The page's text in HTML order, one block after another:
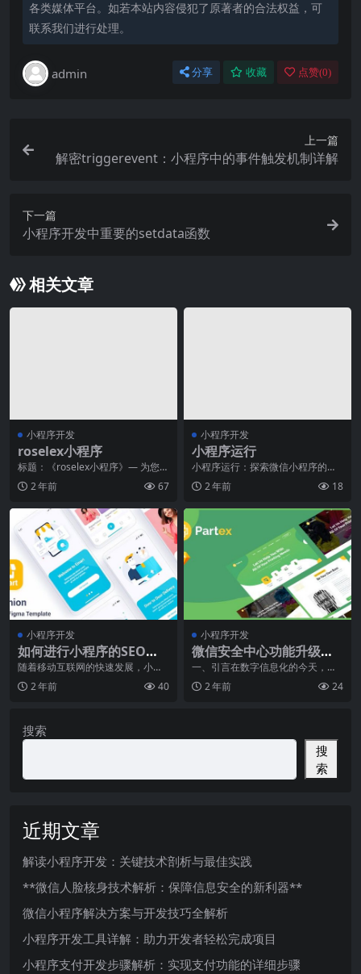
各类媒体平台。如若本站内容侵犯了原著者的合法权益，可
联系我们进行处理。
admin 分享 收藏 点赞(0)
上一篇
解密triggerevent：小程序中的事件触发机制详解
下一篇
小程序开发中重要的setdata函数
相关文章
小程序开发
roselex小程序
标题：《roselex小程序》— 为您打
造智能化生活体验尊敬的读者朋友
们，今天我
2 年前 67
小程序开发
小程序运行
小程序运行：探索微信小程序的技
术及其应用前景摘要：本文深入探
讨了小程序的运行原理
2 年前 18
小程序开发
如何进行小程序的SEO优
化？
随着移动互联网的快速发展，小程
序成为各大企业展示自己的一种闪
亮利器。然而，小程序
2 年前 40
小程序开发
微信安全中心功能升级，
保护用户数字资产
一、引言在数字信息化的今天，网
络科技的迅速发展让人们的生活更
加便捷。其中，微信以
2 年前 24
搜索
搜
索
近期文章
解读小程序开发：关键技术剖析与最佳实践
**微信人脸核身技术解析：保障信息安全的新利器**
微信小程序解决方案与开发技巧全解析
小程序开发工具详解：助力开发者轻松完成项目
小程序支付开发步骤解析：实现支付功能的详细步骤